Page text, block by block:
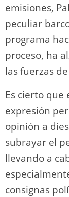
emisiones,
peculiar
programa
proceso, ha
las fuerzas
Es cierto que
expresión
opinión a
subrayar el
llevando a
consignas